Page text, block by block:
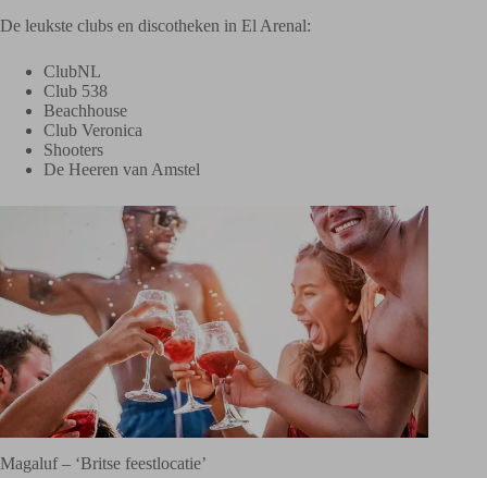
De leukste clubs en discotheken in El Arenal:
ClubNL
Club 538
Beachhouse
Club Veronica
Shooters
De Heeren van Amstel
Magaluf – ‘Britse feestlocatie’